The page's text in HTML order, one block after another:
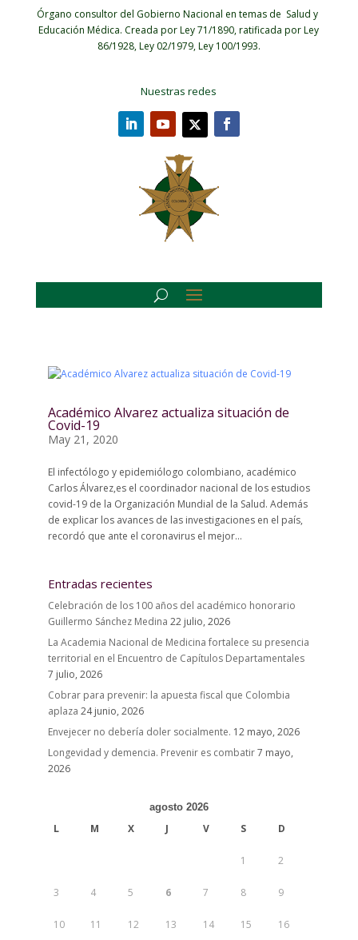
Órgano consultor del Gobierno Nacional en temas de Salud y
Educación Médica. Creada por Ley 71/1890, ratificada por Ley
86/1928, Ley 02/1979, Ley 100/1993.
Nuestras redes
Académico Alvarez actualiza situación de
Covid-19
May 21, 2020
El infectólogo y epidemiólogo colombiano, académico
Carlos Álvarez,es el coordinador nacional de los estudios
covid-19 de la Organización Mundial de la Salud. Además
de explicar los avances de las investigaciones en el país,
recordó que ante el coronavirus el mejor...
Entradas recientes
Celebración de los 100 años del académico honorario
Guillermo Sánchez Medina 22 julio, 2026
La Academia Nacional de Medicina fortalece su presencia
territorial en el Encuentro de Capítulos Departamentales
7 julio, 2026
Cobrar para prevenir: la apuesta fiscal que Colombia
aplaza 24 junio, 2026
Envejecer no debería doler socialmente. 12 mayo, 2026
Longevidad y demencia. Prevenir es combatir7 mayo,
2026
agosto 2026
L M X J V S D
1 2
3 4 5 6 7 8 9
10 11 12 13 14 15 16